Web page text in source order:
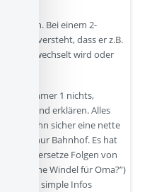
es an. Bei einem 2-
gut versteht, dass er z.B.
bald gewechselt wird oder
Nummer 1 nichts,
und erklären. Alles
ist für ihn sicher eine nette
da nur Bahnhof. Es hat
zeitversetze Folgen von
frische Windel für Oma?”)
simple Infos